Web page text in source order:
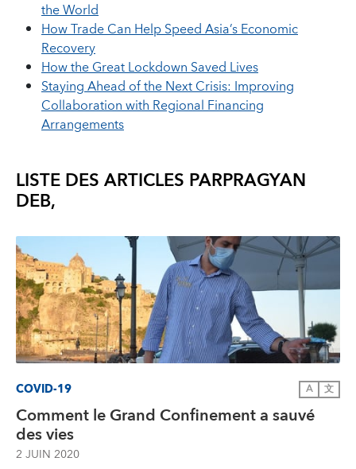
the World
How Trade Can Help Speed Asia’s Economic
Recovery
How the Great Lockdown Saved Lives
Staying Ahead of the Next Crisis: Improving
Collaboration with Regional Financing
Arrangements
LISTE DES ARTICLES PARPRAGYAN
DEB,
COVID-19 A 文
Comment le Grand Confinement a sauvé
des vies
2 JUIN 2020